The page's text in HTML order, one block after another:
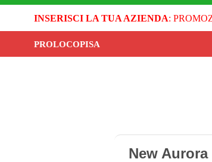
INSERISCI LA TUA AZIENDA:
PROLOCOPISA
New